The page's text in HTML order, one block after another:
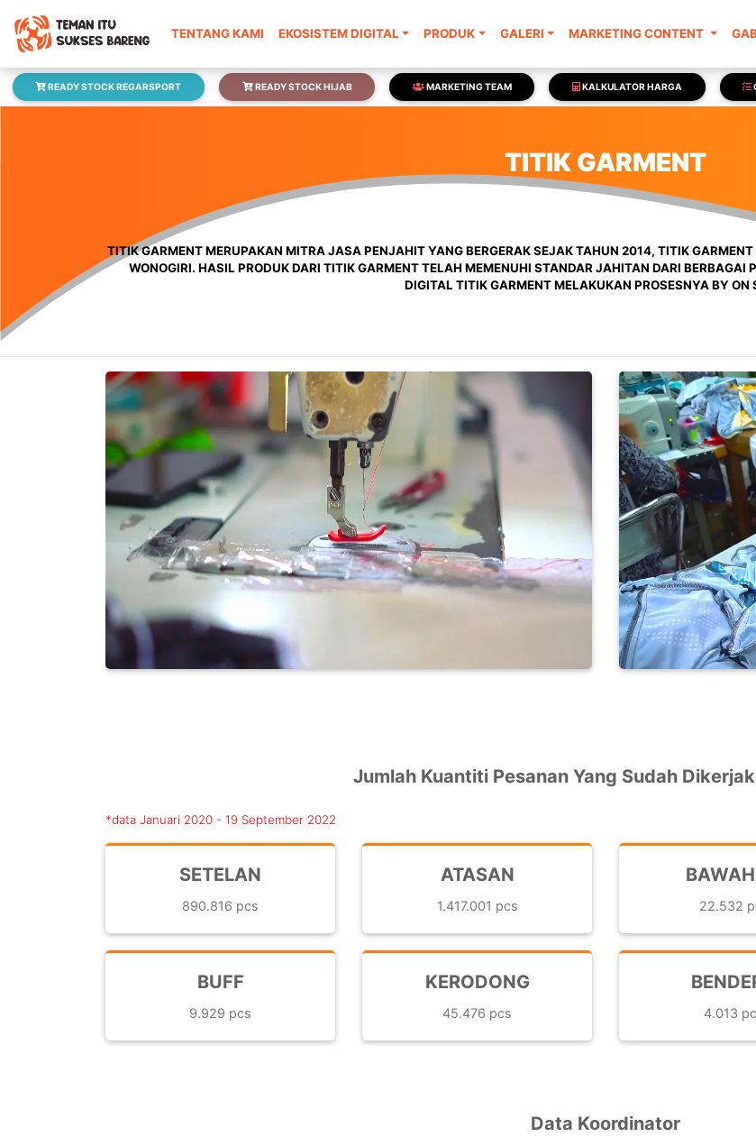
TENTANG KAMI EKOSISTEM DIGITAL PRODUK GALERI MARKETING CONTENT
READY STOCK REGARSPORT READY STOCK HIJAB MARKETING TEAM KALKULATOR HARGA
TITIK GARMENT
TITIK GARMENT MERUPAKAN MITRA JASA PENJAHIT YANG BERGERAK SEJAK TAHUN 2014, TITIK
WONOGIRI. HASIL PRODUK DARI TITIK GARMENT TELAH MEMENUHI STANDAR JAHITAN DARI BERBAGAI
DIGITAL TITIK GARMENT MELAKUKAN PROSESNYA BY ON
Jumlah Kuantiti Pesanan Yang Sudah
*data Januari 2020 - 19 September 2022
SETELAN
890.816 pcs
ATASAN
1.417.001 pcs 22.532
BUFF
9.929 pcs
KERODONG
45.476 pcs 4.013
Data Koordinator